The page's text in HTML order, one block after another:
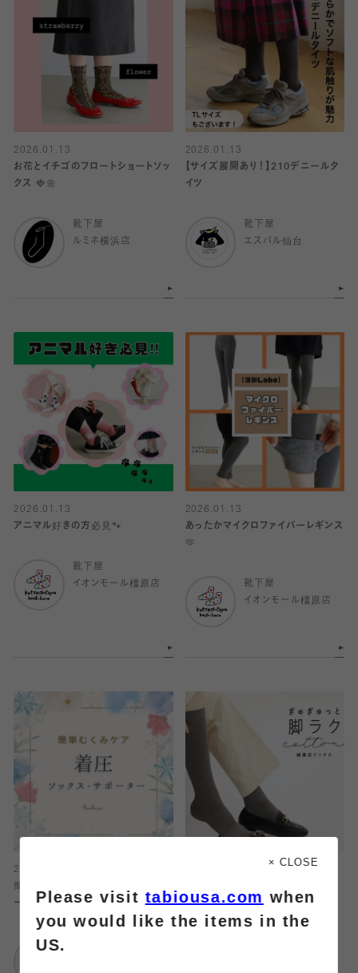
2026.01.13
お花とイチゴのフロートショートソッ
クス 🍓🌼
靴下屋
ルミネ横浜店
2026.01.13
【サイズ展開あり！】210デニールタ
イツ
靴下屋
エスパル仙台
2026.01.13
アニマル好きの方必見🐾
靴下屋
イオンモール橿原店
2026.01.13
あったかマイクロファイバーレギンス
🫶
靴下屋
イオンモール橿原店
2026.01.12
簡単むくみケア♪着圧ソックス・サポ
ーター
靴下屋
× CLOSE
Please visittabiousa.com when
you would like the items in the
US.